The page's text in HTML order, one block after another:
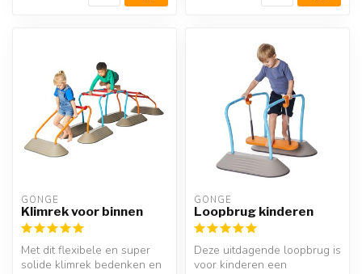
GONGE
Klimrek voor binnen
Met dit flexibele en super
solide klimrek bedenken en
GONGE
Loopbrug kinderen
Deze uitdagende loopbrug is
voor kinderen een